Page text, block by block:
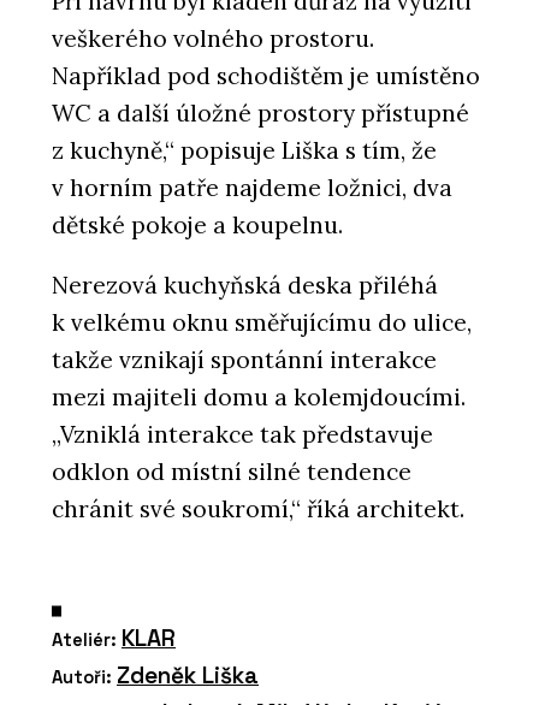
veškerého volného prostoru.
Například pod schodištěm je umístěno
WC a další úložné prostory přístupné
z kuchyně,“ popisuje Liška s tím, že
v horním patře najdeme ložnici, dva
dětské pokoje a koupelnu.
Nerezová kuchyňská deska přiléhá
k velkému oknu směřujícímu do ulice,
takže vznikají spontánní interakce
mezi majiteli domu a kolemjdoucími.
„Vzniklá interakce tak představuje
odklon od místní silné tendence
chránit své soukromí,“ říká architekt.
Ateliér: KLAR
Autoři: Zdeněk Liška